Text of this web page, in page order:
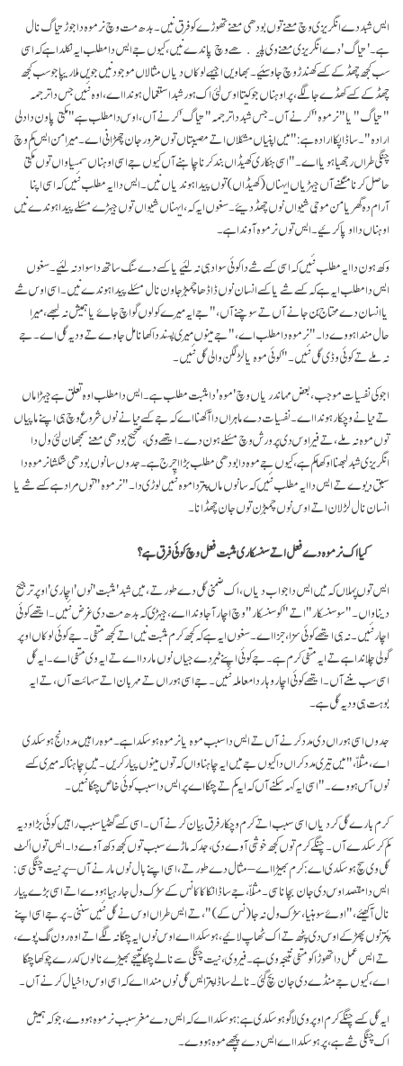
ایس شبد دے انگریزی وچ معنے توں بودھی معنے تھوڑے کو فرق نیں۔ بدھ مت وچ نرموہ دا جوڑ تیاگ نال
ہے۔ 'تیاگ' دے انگریزی معنے وی پلیکھے وچ پاندے نیں، کیوں جے ایس دا مطلب ایہ نکلدا ہے کہ اسی
سب کجھ چھڈ کے کسے کھندڑ وچ جا وسئیے۔ بھاویں اجیہے لوکاں دیاں مثالاں موجود نیں جویں ملاریپا جو سب کجھ
چھڈ کے کسے کھڈے جا لگے، پر اوہناں جو کیتا اوس لئی اک ہور شبد استعمال ہوندا اے، اوہ نئیں جس دا ترجمہ
"تیاگ" یا "نرموہ" کرنے آں۔ جس شبد دا ترجمہ "تیاگ' کرنے آں، اوس دا مطلب ہے "مکتی پاون دا دلی
ارادہ"۔ ساڈا پکا ارادہ ہے: " میں اپنیاں مشکلاں اتے مصیبتاں توں ضرور جان چھڑانی اے۔ میرا من ایس کم وچ
چنگی طراں رجھیا ہویا اے۔" اسی ہنکاری کھیڈاں بند کرنا چاہنے آں کیوں جے اسی اوہناں سمسیاواں توں مکتی
حاصل کرنا منگنے آں جیہڑیاں ایہناں (کھیڈاں) توں پیدا ہوندیاں نیں۔ ایس دا ایہ مطلب نئیں کہ اسی اپنا
آرام دہ گھر یا من موجی شیواں نوں چھڈ دیئے۔ سغوں ایہ کہ، ایہناں شیواں توں جیہڑے مسٔلے پیدا ہوندے نیں
اوہناں دا اوپا کرئیے۔ ایس توں نرموہ آوندا ہے۔
وکھ ہون دا ایہ مطلب نئیں کہ اسی کسے شے دا کوئی سواد ہی نہ لئیے یا کسے دے سنگ ساتھ دا سواد نہ لئیے۔ سغوں
ایس دا مطلب ایہ ہے کہ کسے شے یا کسے انسان نوں ڈاڈھا چمبڑ جاون نال مسٔلے پیدا ہوندے نیں۔ اسی اوس شے
یا انسان دے محتاج بن جانے آں تے سوچنے آں،" جے ایہ میرے کولوں گواچ جاۓ یا ہمیش نہ لبھے، میرا
حال مندا ہووے دا۔" نرموہ دا مطلب اے،" جے مینوں میری پسند دا کھانا مل جاوے تے ودیہ گل اے۔ جے
نہ ملے تے کوئی وڈی گل نئیں۔" کوئی موہ یا لڑ لگن والی گل نئیں۔
اجوکی نفسیات موجب، بعض مہاندریاں وچ 'موہ' دا مثبت مطلب ہے۔ ایس دا مطلب اوہ تعلق ہے جیہڑا ماں
تے نیانے وچکار ہوندا اے۔ نفسیات دے ماہراں دا آکھنا اے کہ جے کسے نیانے نوں شروع وچ ہی اپنے ماپیاں
توں موہ نہ ملے، تے فیر اوس دی پرورش وچ مسٔلے ہون دے۔ ایتھے وی، صحیح بودھی معنے سمجھان لئی ول دا
انگریزی شبد لبھنا اوکھا کم ہے، کیوں جے موہ دا بودھی مطلب بڑا اچرج ہے۔ جدوں سانوں بودھی شکشا نرموہ دا
سبق دیوے تے ایس دا ایہ مطلب نئیں کہ سانوں ماں پتر دا موہ نئیں لوڑی دا۔ "نرموہ" توں مراد ہے کسے شے یا
انسان نال لڑ لان اتے اوس نوں چمبڑن توں جان چھڈانا۔
کیا اک نرموہ دے فعل اتے سنسکاری مثبت فعل وچ کوئی فرق ہے؟
ایس توں پہلاں کہ میں ایس دا جواب دیاں، اک ضمنی گل دے طور تے، میں شبد 'مثبت' نوں 'اچاری' اوپر ترجیح
دینا واں۔ "سوسنسکار" اتے "کو سنسکار" وچ اچار آ جاوندا اے، جیہڑی کہ بدھ مت دی غرض نئیں۔ ایتھے کوئی
اچار نئیں۔ نہ ہی ایتھے کوئی سزا، جزا اے۔ سغوں ایہ ہے کہ کجھ کرم مثبت نیں اتے کجھ منفی۔ جے کوئی لوکاں اوپر
گولی چلاندا ہے تے ایہ منفی کرم ہے۔ جے کوئی اپنے ٹبر دے جیاں نوں ماردا اے تے ایہ وی منفی اے۔ ایہ گل
اسی سب مننے آں۔ ایتھے کوئی اچار وہار دا معاملہ نئیں۔ جے اسی ہوراں تے مہربان اتے سہائت آں، تے ایہ
بوہت ہی ودیہ گل ہے۔
جدوں اسی ہوراں دی مدد کرنے آں تے ایس دا سبب موہ یا نرموہ ہو سکدا ہے۔ موہ راہیں مدد انج ہو سکدی
اے، مثلاّ،" میں تیری مدد کراں دا کیوں جے میں ایہ چاہنا واں کہ توں مینوں پیار کریں۔ میں چاہنا کہ میری کسے
نوں آس ہووے۔" اسی ایہ کہہ سکنے آں کہ ایہ کم تے چنگا اے پر ایس دا سبب کوئی خاص چنگا نئیں۔
کرم بارے گل کردیاں اسی سبب اتے کرم وچکار فرق بیان کرنے آں۔ اسی کسے گھٹیا سبب راہیں کوئی بڑا ودیہ
کم کر سکدے آں۔ چنگے کرم توں کجھ خوشی آوے دی، جد کہ ماڑے سبب توں کجھ دکھ آوے دا۔ ایس توں اُلٹ
گل وی سچ ہو سکدی اے: کرم بھیڑا اے – مثال دے طور تے، اسی اپنے بال نوں مارنے آں – پر نیت چنگی سی:
ایس دا مقصد اوس دی جان بچانا سی۔ مثلاّ، جے ساڈا نکا کاکا نس کے سڑک ول جا رہیا ہووے اتے اسی بڑے پیار
نال آکھیئے،"اوۓ سوہنیا، سڑک ول نہ جا (نس کے)"، تے ایس طراں اوس نے گل نئیں سننی۔ پر جے اسی اپنے
پُتر نوں پھڑ کے اوس دی پِٹھ تے اک ٹھاپ لائیے، ہو سکدا اے اوس نوں ایہ چنگا نہ لگے اتے اوہ رون لگ پوے،
تے ایس عمل دا تھوڑا کو منفی نتیجہ وی ہے۔ فیر وی،نیت چنگی سے نالے چنگا نتیجے بھیڑے نالوں کدرے چوکھا چنگا
اے، کیوں جے منڈے دی جان بچ گئی۔ نالے ساڈا پتر ایس گل نوں مندا اے کہ اسی اوس دا خیال کرنے آں۔
ایہ گل کسے چنگے کرم اوپر وی لاگو ہو سکدی ہے: ہو سکدا اے کہ ایس دے مغر سبب نرموہ ہووے، جو کہ ہمیش
اک چنگی شے ہے، پر ہو سکدا اے ایس دے پچھے موہ ہووے۔